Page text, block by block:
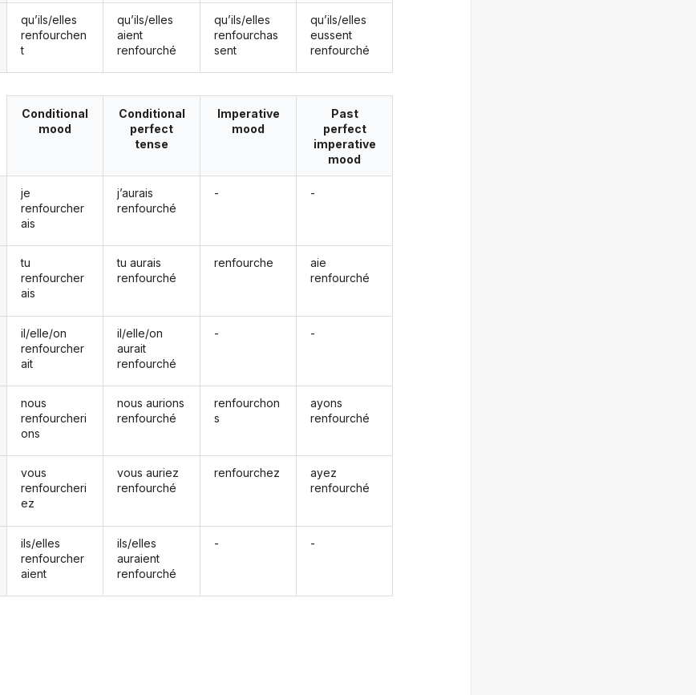
qu’ils/elles
renfourchen
t
qu’ils/elles
aient
renfourché
qu’ils/elles
renfourchas
sent
qu’ils/elles
eussent
renfourché
Conditional
mood
je
renfourcher
ais
tu
renfourcher
ais
il/elle/on
renfourcher
ait
nous
renfourcheri
ons
vous
renfourcheri
ez
ils/elles
renfourcher
aient
Conditional
perfect
tense
j’aurais
renfourché
tu aurais
renfourché
il/elle/on
aurait
renfourché
nous aurions
renfourché
vous auriez
renfourché
ils/elles
auraient
renfourché
Imperative
mood
-
renfourche
-
renfourchon
s
renfourchez
-
Past
perfect
imperative
mood
-
aie
renfourché
-
ayons
renfourché
ayez
renfourché
-